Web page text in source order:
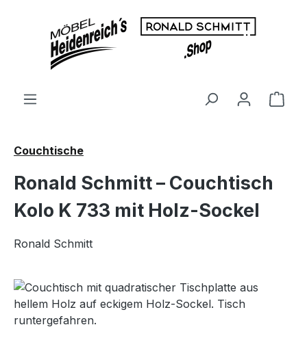
Zum Hauptinhalt springen
Couchtische
Ronald Schmitt – Couchtisch
Kolo K 733 mit Holz-Sockel
Ronald Schmitt
Bildergalerie überspringen